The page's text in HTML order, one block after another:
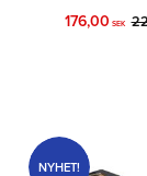
176,00 SEK
NYHET!